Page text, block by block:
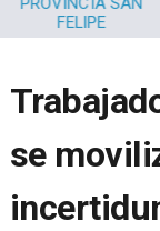
FELIPE
se